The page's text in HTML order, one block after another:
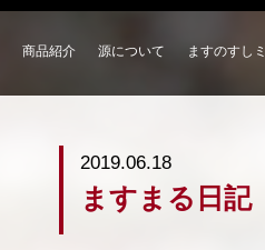
商品紹介 源について ますのすし
2019.06.18
ますまる日記